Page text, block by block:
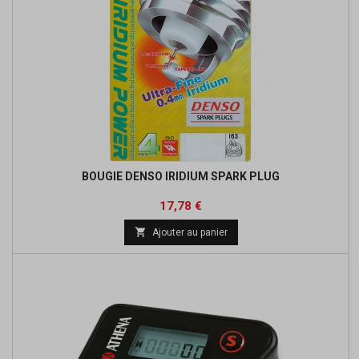
BOUGIE DENSO IRIDIUM SPARK PLUG
Prix
17,78 €
base
 Ajouter au panier